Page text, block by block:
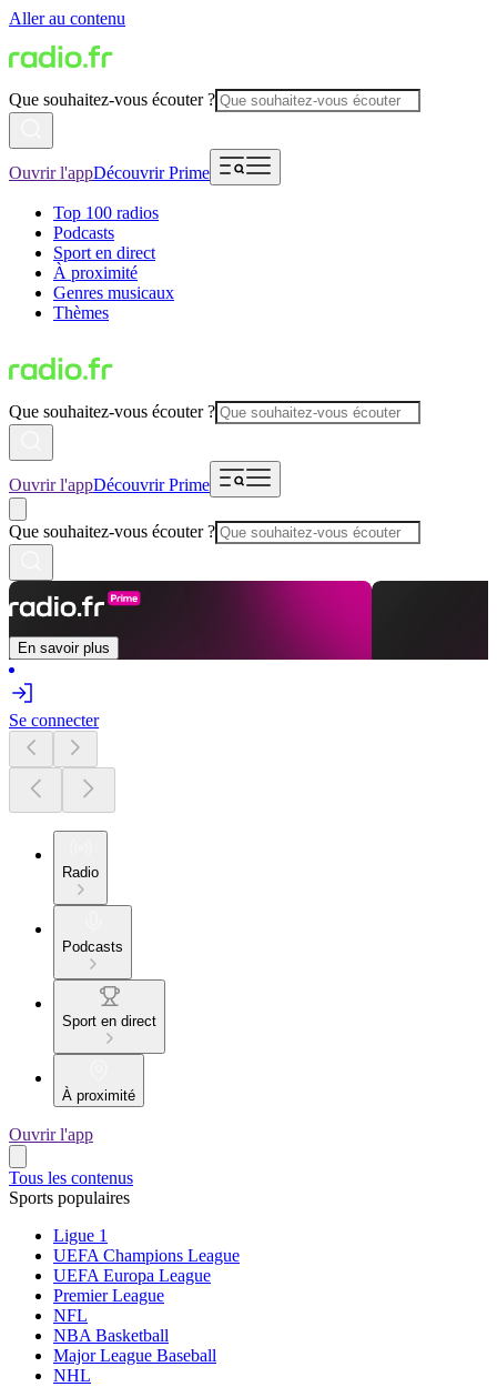
Aller au contenu
Que souhaitez-vous écouter ?
Ouvrir l'appDécouvrir Prime
Top 100 radios
Podcasts
Sport en direct
À proximité
Genres musicaux
Thèmes
Que souhaitez-vous écouter ?
Ouvrir l'appDécouvrir Prime
Que souhaitez-vous écouter ?
En savoir plus
Se connecter
Radio
Podcasts
Sport en direct
À proximité
Ouvrir l'app
Tous les contenus
Sports populaires
Ligue 1
UEFA Champions League
UEFA Europa League
Premier League
NFL
NBA Basketball
Major League Baseball
NHL